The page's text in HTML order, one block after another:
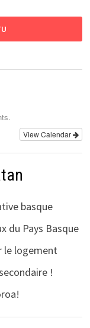
View Calendar
basque
du Pays Basque
le logement
!